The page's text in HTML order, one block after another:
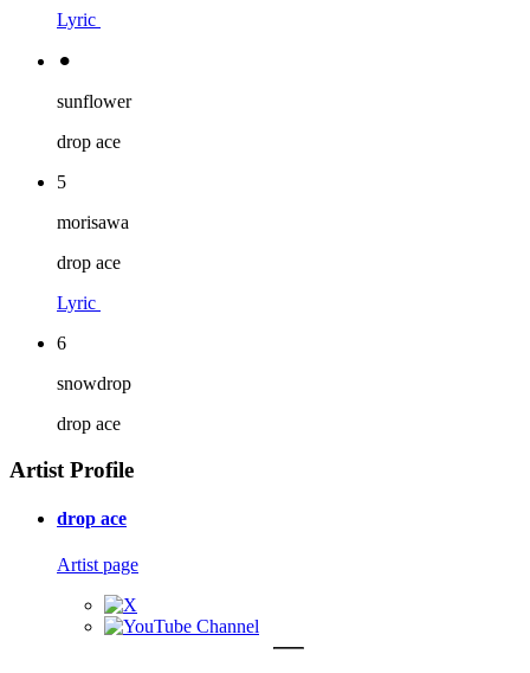
Lyric
⚫︎
sunflower
drop ace
5
morisawa
drop ace
Lyric
6
snowdrop
drop ace
Artist Profile
drop ace
Artist page